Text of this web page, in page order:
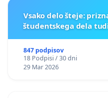
Vsako delo šteje:
študentskega dela
847 podpisov
18 Podpisi / 30 dni
29 Mar 2026